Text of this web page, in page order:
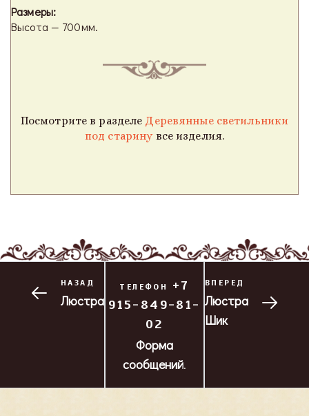
Размеры:
Высота — 700мм.
Посмотрите в разделе Деревянные светильники
под старинувсе изделия.
НАЗАД
Люстра
ТЕЛЕФОН +7
915-849-81-
02
Форма
сообщений.
ВПЕРЕД
Люстра
Шик